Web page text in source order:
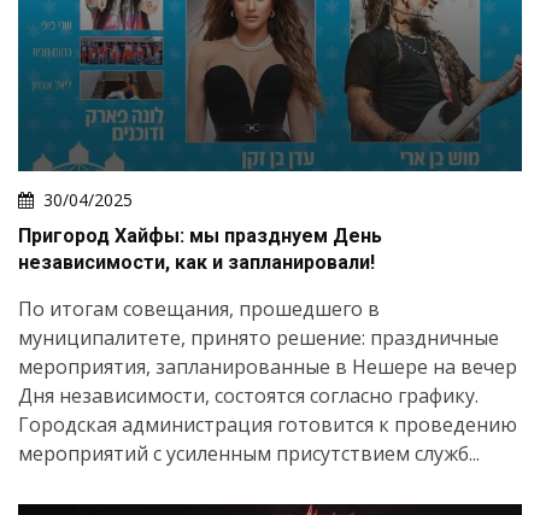
30/04/2025
Пригород Хайфы: мы празднуем День
независимости, как и запланировали!
По итогам совещания, прошедшего в
муниципалитете, принято решение: праздничные
мероприятия, запланированные в Нешере на вечер
Дня независимости, состоятся согласно графику.
Городская администрация готовится к проведению
мероприятий с усиленным присутствием служб...